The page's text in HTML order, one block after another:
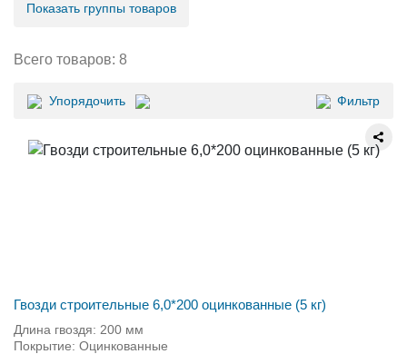
Показать группы товаров
Всего товаров: 8
Упорядочить Фильтр
Гвозди строительные 6,0*200 оцинкованные (5 кг)
Длина гвоздя: 200 мм
Покрытие: Оцинкованные